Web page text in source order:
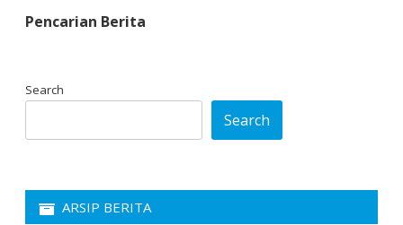
Pencarian Berita
Search
Search
ARSIP BERITA